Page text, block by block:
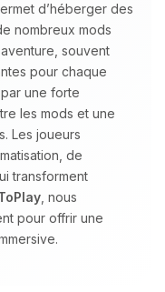
d’héberger des
nombreux mods
souvent
pour chaque
une forte
les mods et une
Les joueurs
de
transforment
, nous
pour offrir une
me
ton petit
moi ce dont
mes